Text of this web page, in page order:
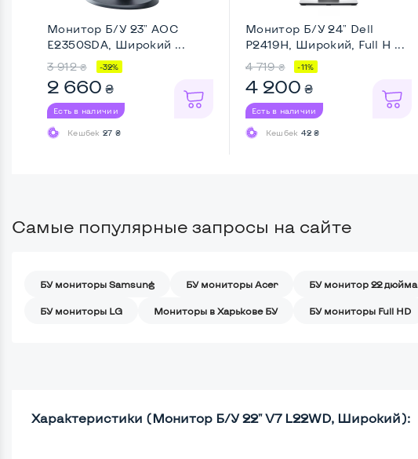
Монитор Б/У 23" AOC
E2350SDA, Широкий ...
3 912 ₴ -32%
2 660 ₴
Есть в наличии
Кешбек 27 ₴
Монитор Б/У 24" Dell
P2419H, Широкий, Full H ...
4 719 ₴ -11%
4 200 ₴
Есть в наличии
Кешбек 42 ₴
Самые популярные запросы на сайте
БУ мониторы Samsung БУ мониторы Acer БУ монитор 22 дюйма
БУ мониторы LG Мониторы в Харькове БУ БУ мониторы Full HD
Характеристики (Монитор Б/У 22" V7 L22WD, Широкий):